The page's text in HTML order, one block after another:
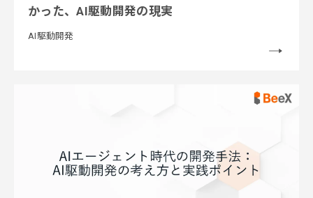
かった、AI駆動開発の現実
AI駆動開発